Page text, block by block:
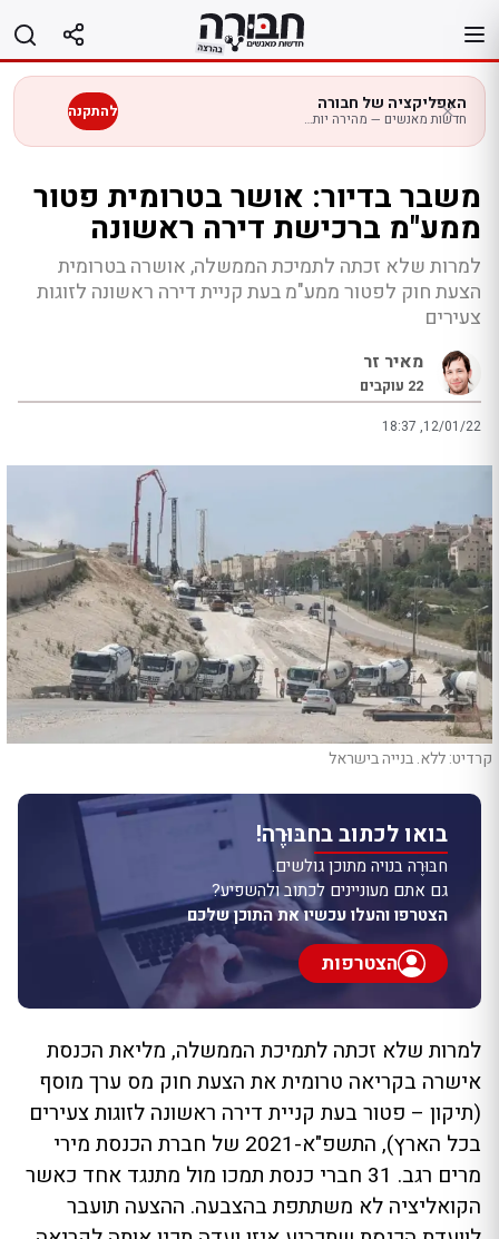
לתוכן
האפליקציה של חבורה
חדשות מאנשים — מהירה יותר בנייד להתקנה
משבר בדיור: אושר בטרומית פטור
ממע"מ ברכישת דירה ראשונה
למרות שלא זכתה לתמיכת הממשלה, אושרה בטרומית
הצעת חוק לפטור ממע"מ בעת קניית דירה ראשונה לזוגות
צעירים
מאיר זר
22 עוקבים
18:37 ,12/01/22
קרדיט: ללא. בנייה בישראל
בואו לכתוב בחבּוּרֶה!
חבּוּרֶה בנויה מתוכן גולשים.
גם אתם מעוניינים לכתוב ולהשפיע?
הצטרפו והעלו עכשיו את התוכן שלכם
הצטרפות
למרות שלא זכתה לתמיכת הממשלה, מליאת הכנסת
אישרה בקריאה טרומית את הצעת חוק מס ערך מוסף
(תיקון – פטור בעת קניית דירה ראשונה לזוגות צעירים
בכל הארץ), התשפ"א-2021 של חברת הכנסת מירי
מרים רגב. 31 חברי כנסת תמכו מול מתנגד אחד כאשר
הקואליציה לא משתתפת בהצבעה. ההצעה תועבר